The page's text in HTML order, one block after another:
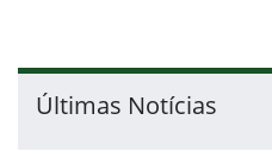
Últimas Notícias